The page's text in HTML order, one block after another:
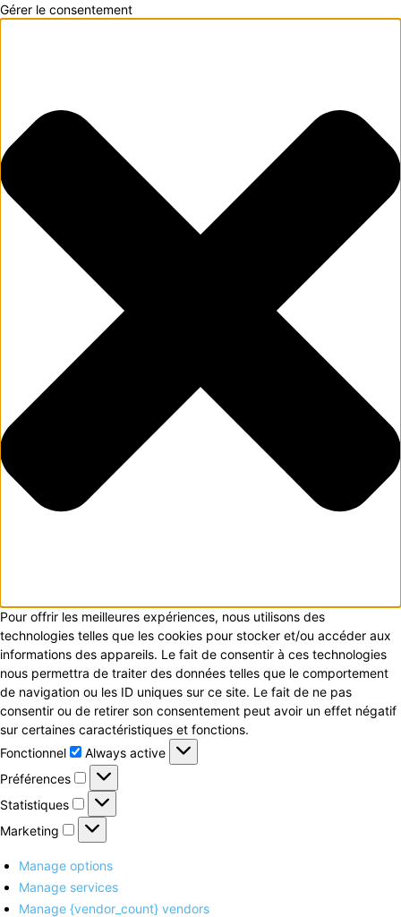
Gérer le consentement
Pour offrir les meilleures expériences, nous utilisons des
technologies telles que les cookies pour stocker et/ou accéder aux
informations des appareils. Le fait de consentir à ces technologies
nous permettra de traiter des données telles que le comportement
de navigation ou les ID uniques sur ce site. Le fait de ne pas
consentir ou de retirer son consentement peut avoir un effet négatif
sur certaines caractéristiques et fonctions.
Fonctionnel
Fonctionnel
Always active
Préférences
Préférences
Statistiques Statistiques
Marketing Marketing
Manage options
Manage services
Manage {vendor_count} vendors